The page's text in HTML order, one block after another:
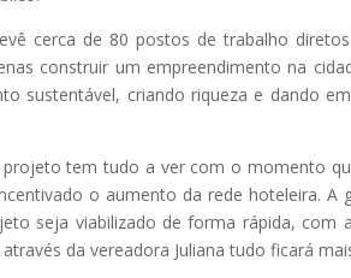
cerca de 80 postos de trabalho
construir um empreendimento na
sustentável, criando riqueza e dando
tem tudo a ver com o momento
o aumento da rede hoteleira.
seja viabilizado de forma rápida, com
da vereadora Juliana tudo ficará